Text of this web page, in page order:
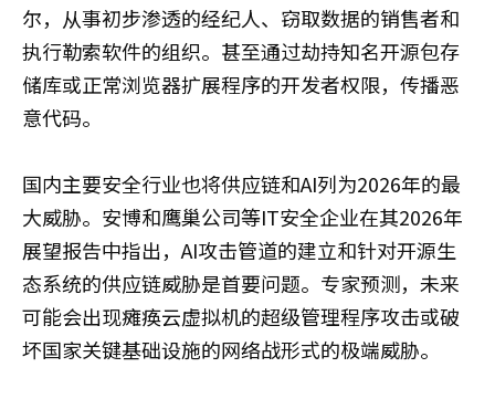
尔，从事初步渗透的经纪人、窃取数据的销售者和
执行勒索软件的组织。甚至通过劫持知名开源包存
储库或正常浏览器扩展程序的开发者权限，传播恶
意代码。
国内主要安全行业也将供应链和AI列为2026年的最
大威胁。安博和鹰巢公司等IT安全企业在其2026年
展望报告中指出，AI攻击管道的建立和针对开源生
态系统的供应链威胁是首要问题。专家预测，未来
可能会出现瘫痪云虚拟机的超级管理程序攻击或破
坏国家关键基础设施的网络战形式的极端威胁。